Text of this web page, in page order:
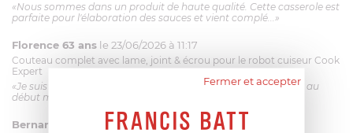
«Nous sommes dans un produit de haute qualité. Cette casserole est
parfaite pour l'élaboration des sauces et vient complé...»
Florence 63 ans le 23/06/2026 à 11:17
Couteau complet avec lame, joint & écrou pour le robot cuiseur Cook
Expert
«Je suis satisfaite du couteau Magimix. L'écrou est un peu dur au
début mais ça le fait. La livraison a été très rapide. ...»
Bernard le 23/06/2026 à 09:43
Fermer et accepter